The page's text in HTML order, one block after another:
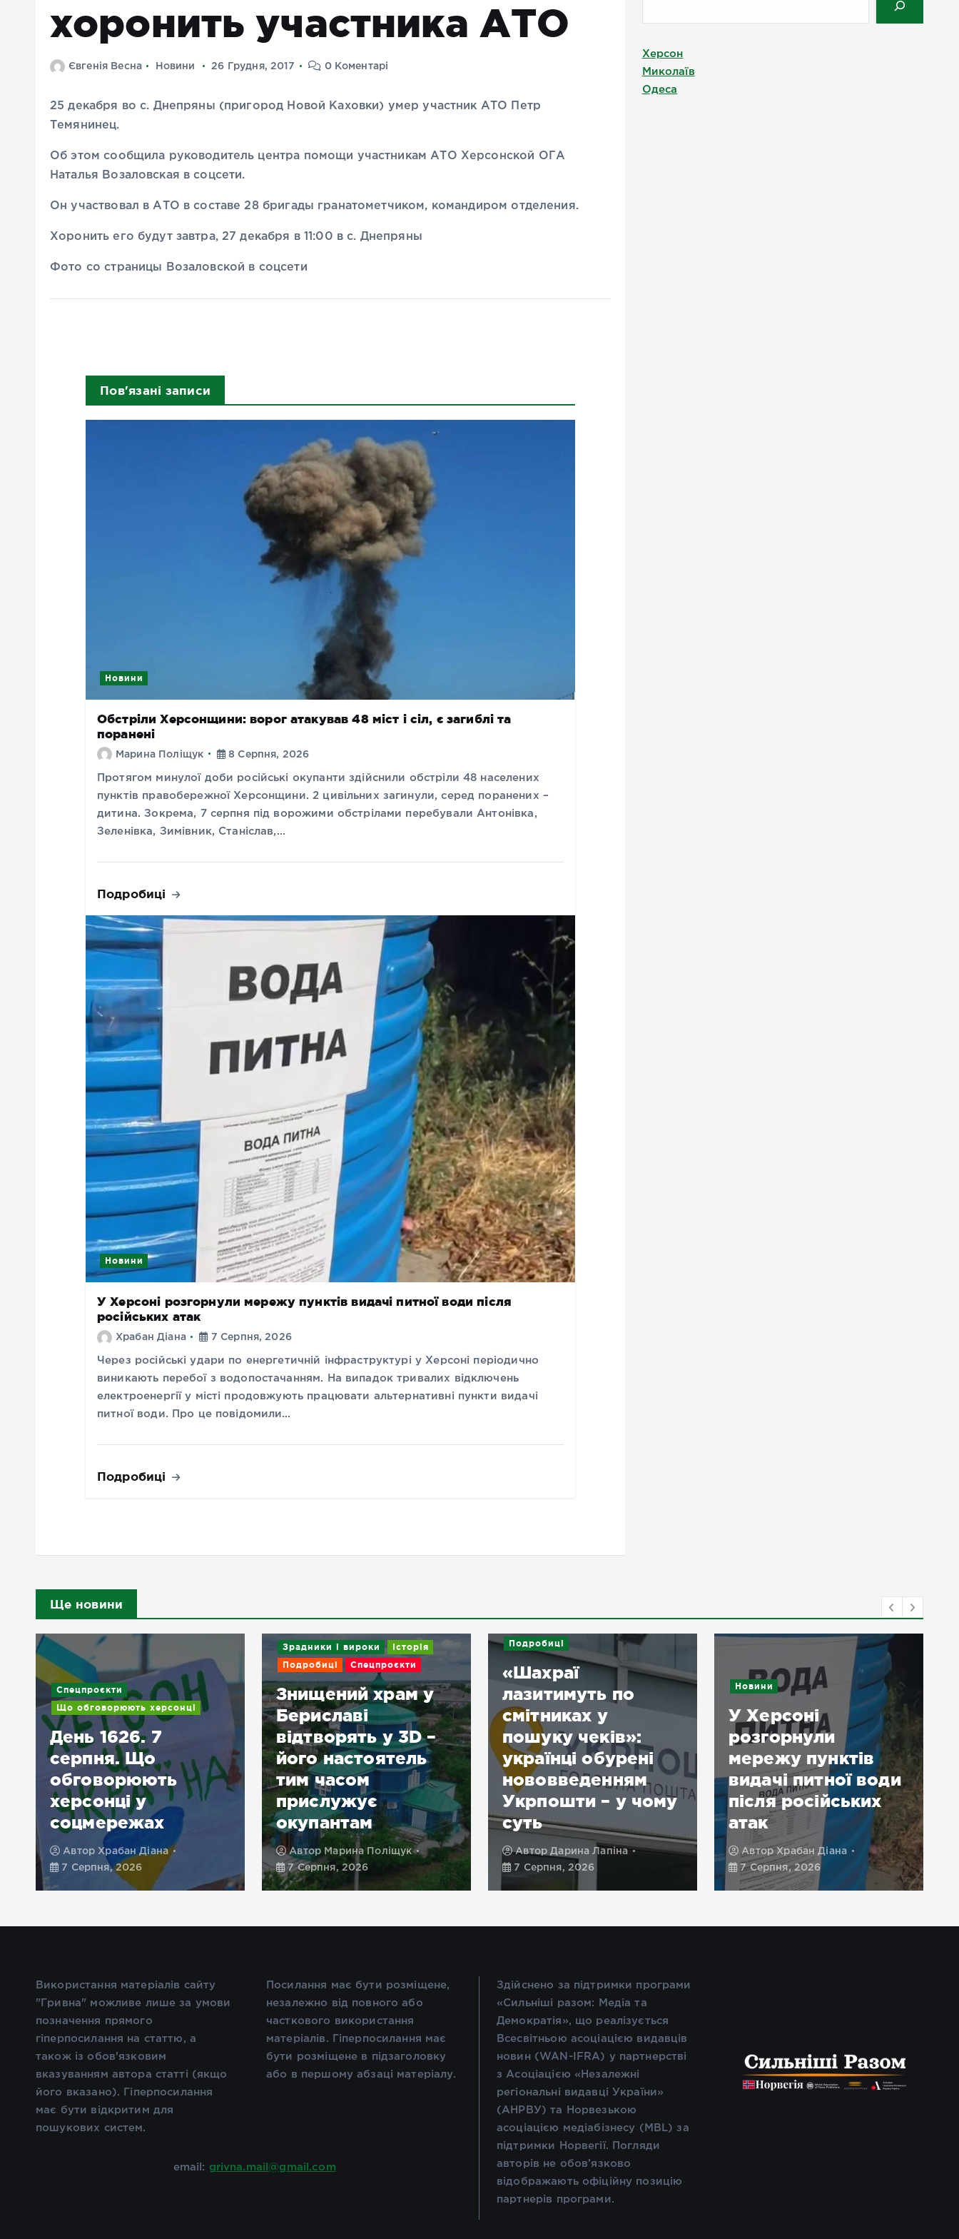
хоронить участника АТО
Євгенія Весна Новини 26 Грудня, 2017 0 Коментарі
25 декабря во с. Днепряны (пригород Новой Каховки) умер участник АТО Петр
Темянинец.
Об этом сообщила руководитель центра помощи участникам АТО Херсонской ОГА
Наталья Возаловская в соцсети.
Он участвовал в АТО в составе 28 бригады гранатометчиком, командиром отделения.
Хоронить его будут завтра, 27 декабря в 11:00 в с. Днепряны
Фото со страницы Возаловской в соцсети
Пов'язані записи
Новини
Обстріли Херсонщини: ворог атакував 48 міст і сіл, є загиблі та
поранені
Марина Поліщук 8 Серпня, 2026
Протягом минулої доби російські окупанти здійснили обстріли 48 населених
пунктів правобережної Херсонщини. 2 цивільних загинули, серед поранених –
дитина. Зокрема, 7 серпня під ворожими обстрілами перебували Антонівка,
Зеленівка, Зимівник, Станіслав,…
Подробиці
Новини
У Херсоні розгорнули мережу пунктів видачі питної води після
російських атак
Храбан Діана 7 Серпня, 2026
Через російські удари по енергетичній інфраструктурі у Херсоні періодично
виникають перебої з водопостачанням. На випадок тривалих відключень
електроенергії у місті продовжують працювати альтернативні пункти видачі
питної води. Про це повідомили…
Подробиці
Херсон
Миколаїв
Одеса
Ще новини
Спецпроєкти
Що обговорюють херсонці
День 1626. 7
серпня. Що
обговорюють
херсонці у
соцмережах
Автор Храбан Діана
7 Серпня, 2026
Зрадники і вироки
Історія
Подробиці
Спецпроєкти
Знищений храм у
Бериславі
відтворять у 3D –
його настоятель
тим часом
прислужує
окупантам
Автор Марина Поліщук
7 Серпня, 2026
Подробиці
«Шахраї
лазитимуть по
смітниках у
пошуку чеків»:
українці обурені
нововведенням
Укрпошти – у чому
суть
АвторДарина Лапіна
7 Серпня, 2026
Новини
У Херсоні
розгорнули
мережу пунктів
видачі питної води
після російських
атак
АвторХрабан Діана
7 Серпня, 2026
Використання матеріалів сайту
"Гривна" можливе лише за умови
позначення прямого
гіперпосилання на статтю, а
також із обов'язковим
вказуванням автора статті (якщо
його вказано). Гіперпосилання
має бути відкритим для
пошукових систем.
email: grivna.mail@gmail.com
Посилання має бути розміщене,
незалежно від повного або
часткового використання
матеріалів. Гіперпосилання має
бути розміщене в підзаголовку
або в першому абзаці матеріалу.
Здійснено за підтримки програми
«Сильніші разом: Медіа та
Демократія», що реалізується
Всесвітньою асоціацією видавців
новин (WAN-IFRA) у партнерстві
з Асоціацією «Незалежні
регіональні видавці України»
(АНРВУ) та Норвезькою
асоціацією медіабізнесу (MBL) за
підтримки Норвегії. Погляди
авторів не обов’язково
відображають офіційну позицію
партнерів програми.